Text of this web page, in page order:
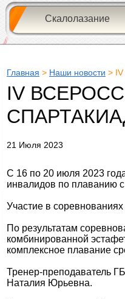
Скалолазание
Главная > Наши новости >
IV
21 Июля 2023
С 16 по 20 июля 2023
инвалидов по плаванию
Участие в
По результатам
комбинированной
комплексное плавание
Тренер-преподаватель
Наталия Юрьевна.